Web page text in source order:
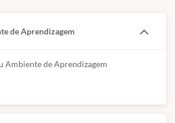
Interdisciplinaridade
e Legislações Sociais Aplicadas a
de Aprendizagem
Ambiente de Aprendizagem